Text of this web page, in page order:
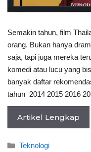
Semakin tahun, film
orang. Bukan hanya
saja, tapi juga mereka
komedi atau lucu yang
banyak daftar
tahun 2014 2015 2016
Artikel Lengkap
Categories
Teknologi